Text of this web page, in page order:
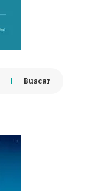
Buscar